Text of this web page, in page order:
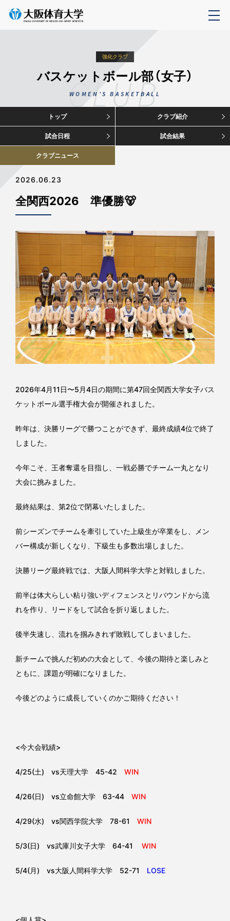
強化クラブ
バスケットボール部（女子）
WOMEN'S BASKETBALL
CLUB
トップ クラブ紹介
試合日程 試合結果
クラブニュース
2026.06.23
全関西2026 準優勝🐻
2026年4月11日〜5月4日の期間に第47回全関西大学女子バス
ケットボール選手権大会が開催されました。
昨年は、決勝リーグで勝つことができず、最終成績4位で終了
しました。
今年こそ、王者奪還を目指し、一戦必勝でチーム一丸となり
大会に挑みました。
最終結果は、第2位で閉幕いたしました。
前シーズンでチームを牽引していた上級生が卒業をし、メン
バー構成が新しくなり、下級生も多数出場しました。
決勝リーグ最終戦では、大阪人間科学大学と対戦しました。
前半は体大らしい粘り強いディフェンスとリバウンドから流
れを作り、リードをして試合を折り返しました。
後半失速し、流れを掴みきれず敗戦してしまいました。
新チームで挑んだ初めの大会として、今後の期待と楽しみと
ともに、課題が明確になりました。
今後どのように成長していくのかご期待ください！
<今大会戦績>
4/25(土) vs天理大学 45-42 WIN
4/26(日) vs立命館大学 63-44 WIN
4/29(水) vs関西学院大学 78-61 WIN
5/3(日) vs武庫川女子大学 64-41 WIN
5/4(月) vs大阪人間科学大学 52-71 LOSE